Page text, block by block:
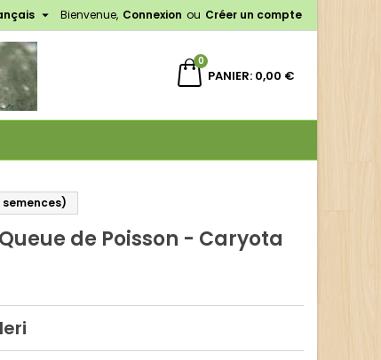
Bienvenue, Connexion ou Créer un compte

PANIER
0
0,00 €
de Poisson - Caryota